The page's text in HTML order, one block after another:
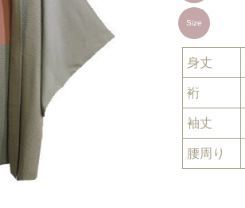
Size
身丈
裄
袖丈
腰周り